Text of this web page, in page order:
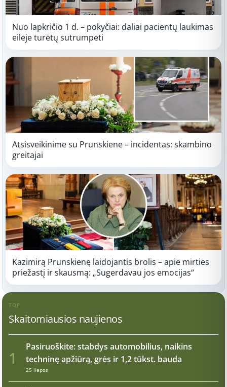
Nuo lapkričio 1 d. – pokyčiai: daliai pacientų laukimas
eilėje turėtų sutrumpėti
Atsisveikinime su Prunskiene – incidentas: skambino
greitajai
Kazimirą Prunskienę laidojantis brolis – apie mirties
priežastį ir skausmą: „Sugerdavau jos emocijas“
TOP
Skaitomiausios naujienos
1
Pasiruoškite: stabdys automobilius, naikins
techninę apžiūrą, grės ir 1,2 tūkst. bauda
25 liepos